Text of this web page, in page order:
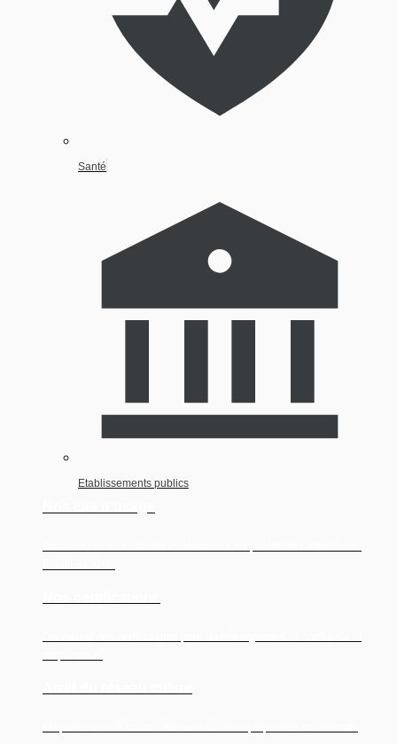
Santé
Etablissements publics